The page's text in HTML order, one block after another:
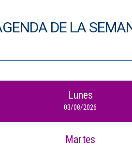
DE LA
Lunes
03/08/2026
Martes
Línea de
(+57) (4) 4
Medellín -
Denuncia de